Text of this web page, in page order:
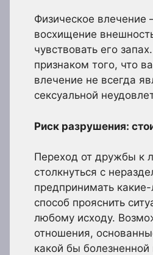
Физическое
восхищение
чувствовать его
признаком того, что
влечение не всегда
сексуальной
Риск разрушения:
Переход от дружбы к
столкнуться с
предпринимать
способ прояснить
любому исходу.
отношения,
какой бы